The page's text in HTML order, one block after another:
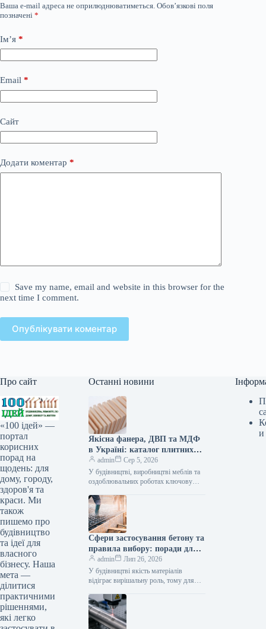
Ваша e-mail адреса не оприлюднюватиметься. Обов’язкові поля
позначені *
Ім’я *
Email *
Сайт
Додати коментар *
Save my name, email and website in this browser for the
next time I comment.
Опублікувати коментар
Про сайт
«100 ідей» —
портал
корисних
порад на
щодень: для
дому, городу,
здоров'я та
краси. Ми
також
пишемо про
будівництво
та ідеї для
власного
бізнесу. Наша
мета —
ділитися
практичними
рішеннями,
які легко
Останні новини
Якісна фанера, ДВП та МДФ
в Україні: каталог плитних
матеріалів від «ВІН-ВУД»
admin
Сер 5, 2026
У будівництві, виробництві меблів та
оздоблювальних роботах ключову
сировини. Компанія «ВІН-ВУД» уже
тривалий час займається…
Сфери застосування бетону та
правила вибору: поради для
приватного й промислового
будівництва
admin
Лип 26, 2026
У будівництві якість матеріалів
відіграє вирішальну роль, тому для
обирати перевірених виробників, таких
як компанія Промбудцентр,…
и